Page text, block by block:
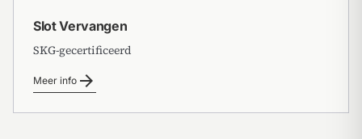
Slot Vervangen
SKG-gecertificeerd
Meer info arrow_forward